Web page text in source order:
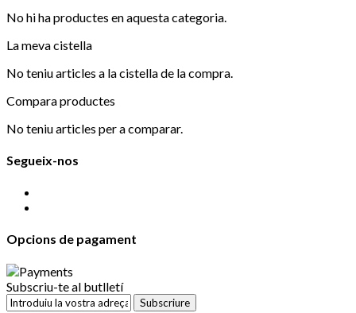
No hi ha productes en aquesta categoria.
La meva cistella
No teniu articles a la cistella de la compra.
Compara productes
No teniu articles per a comparar.
Segueix-nos
Opcions de pagament
Subscriu-te al butlletí
Subscriure